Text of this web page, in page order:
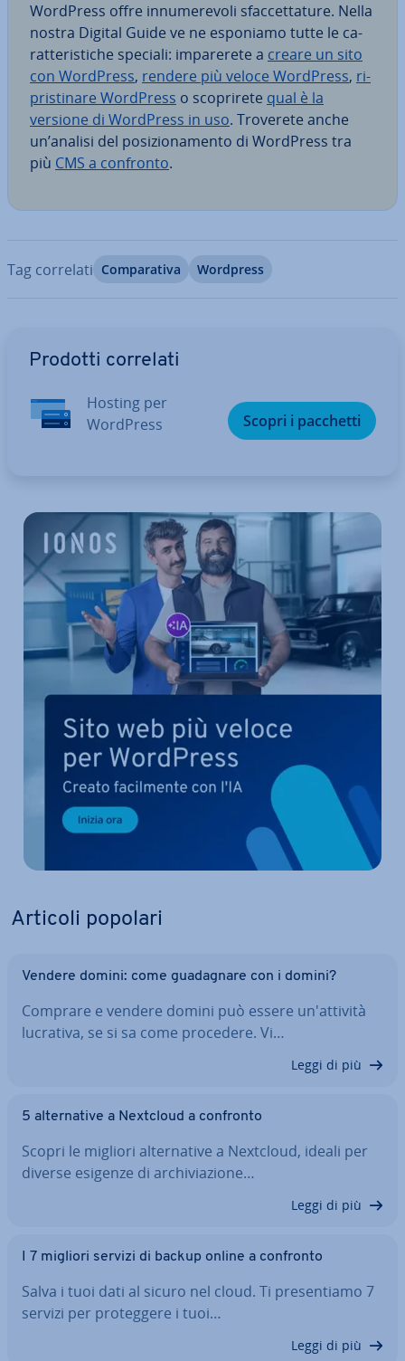
WordPress offre in­nu­me­re­vo­li sfac­cet­ta­tu­re. Nella
nostra Digital Guide ve ne esponiamo tutte le ca­
rat­te­ri­sti­che speciali: im­pa­re­re­te a creare un sito
con WordPress, rendere più veloce WordPress, ri­
pri­sti­na­re WordPress o sco­pri­re­te qual è la
versione di WordPress in uso. Troverete anche
un’analisi del po­si­zio­na­men­to di WordPress tra
più CMS a confronto.
Tag correlati Com­pa­ra­ti­va Wordpress
Prodotti correlati
Hosting per
WordPress
Scopri i pacchetti
Articoli popolari
Vendere domini: come gua­da­gna­re con i domini?
Comprare e vendere domini può essere un'at­ti­vi­tà
lucrativa, se si sa come procedere. Vi…
Leggi di più
5 al­ter­na­ti­ve a Nextcloud a confronto
Scopri le migliori al­ter­na­ti­ve a Nextcloud, ideali per
diverse esigenze di ar­chi­via­zio­ne…
Leggi di più
I 7 migliori servizi di backup online a confronto
Salva i tuoi dati al sicuro nel cloud. Ti pre­sen­tia­mo 7
servizi per pro­teg­ge­re i tuoi…
Leggi di più